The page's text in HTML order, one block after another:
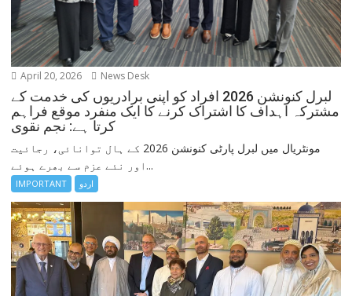
April 20, 2026 News Desk
لبرل کنونشن 2026 افراد کو اپنی برادریوں کی خدمت کے
مشترکہ اہداف کا اشتراک کرنے کا ایک منفرد موقع فراہم
کرتا ہے: نجم نقوی
مونٹریال میں لبرل پارٹی کنونشن 2026 کے ہال توانائی، رجائیت
اور نئے عزم سے بھرے ہوئے...
IMPORTANT اردو